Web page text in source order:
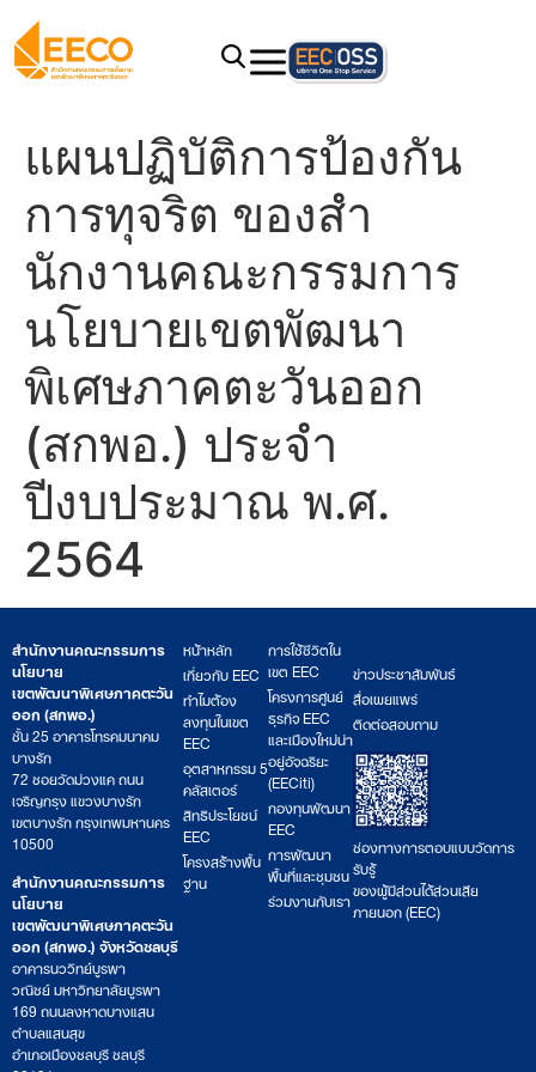
แผนปฏิบัติการป้องกัน
การทุจริต ของสํา
นักงานคณะกรรมการ
นโยบายเขตพัฒนา
พิเศษภาคตะวันออก
(สกพอ.) ประจํา
ปีงบประมาณ พ.ศ.
2564
สำนักงานคณะกรรมการ
นโยบาย
เขตพัฒนาพิเศษภาคตะวัน
ออก (สกพอ.)
ชั้น 25 อาคารโทรคมนาคม
บางรัก
72 ซอยวัดม่วงแค ถนน
เจริญกรุง แขวงบางรัก
เขตบางรัก กรุงเทพมหานคร
10500
สำนักงานคณะกรรมการ
นโยบาย
เขตพัฒนาพิเศษภาคตะวัน
ออก (สกพอ.) จังหวัดชลบุรี
อาคารนววิทย์บูรพา
วณิชย์ มหาวิทยาลัยบูรพา
169 ถนนลงหาดบางแสน
ตำบลแสนสุข
อำเภอเมืองชลบุรี ชลบุรี
หน้าหลัก
เกี่ยวกับ EEC
ทำไมต้อง
ลงทุนในเขต
EEC
อุตสาหกรรม 5
คลัสเตอร์
สิทธิประโยชน์
EEC
โครงสร้างพื้น
ฐาน
การใช้ชีวิตใน
เขต EEC
โครงการศูนย์
ธุรกิจ EEC
และเมืองใหม่น่า
อยู่อัจฉริยะ
(EECiti)
กองทุนพัฒนา
EEC
การพัฒนา
พื้นที่และชุมชน
ร่วมงานกับเรา
ข่าวประชาสัมพันธ์
สื่อเผยแพร่
ติดต่อสอบถาม
ช่องทางการตอบแบบวัดการ
รับรู้
ของผู้มีส่วนได้ส่วนเสีย
ภายนอก (EEC)